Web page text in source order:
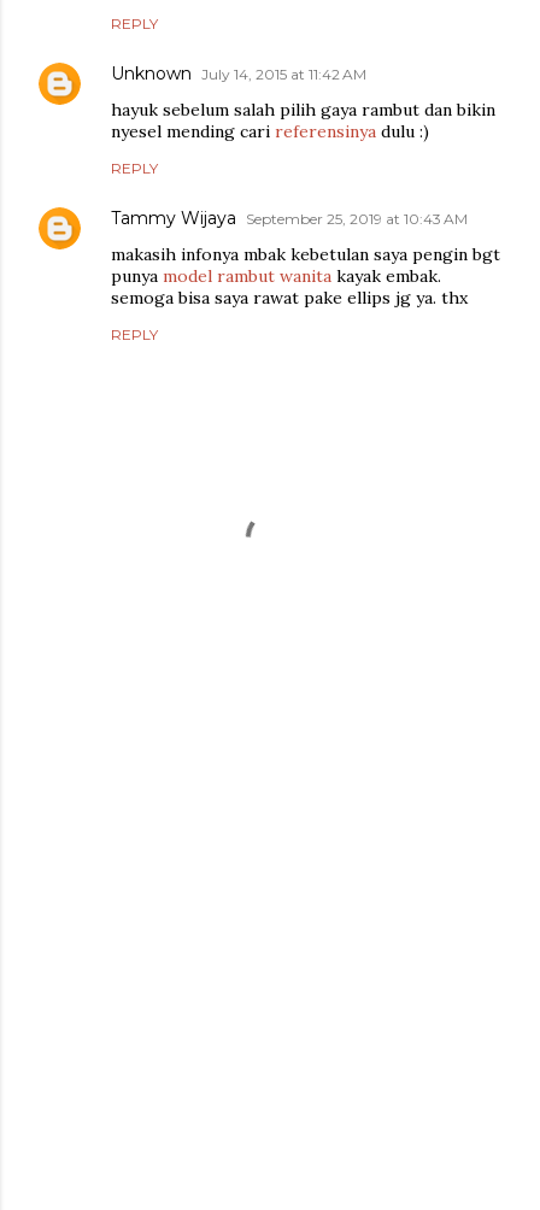
REPLY
Unknown July 14, 2015 at 11:42 AM
hayuk sebelum salah pilih gaya rambut dan bikin
nyesel mending cari referensinya dulu :)
REPLY
Tammy Wijaya September 25, 2019 at 10:43 AM
makasih infonya mbak kebetulan saya pengin bgt
punya model rambut wanita kayak embak.
semoga bisa saya rawat pake ellips jg ya. thx
REPLY